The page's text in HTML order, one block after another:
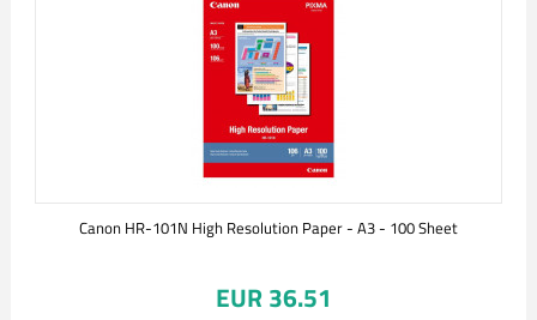
Canon HR-101N High Resolution Paper - A3 - 100 Sheet
EUR 36.51